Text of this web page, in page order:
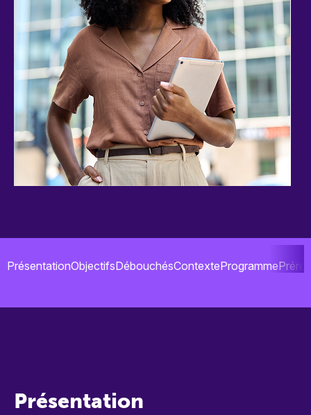
PrésentationObjectifsDébouchésContexteProgramme
Présentation